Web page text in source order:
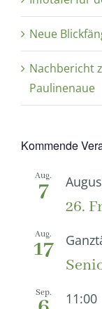
Neue
Nachbericht
Paulinenaue
Kommende
Aug.
7
26.
Aug.
17
Sep. 11:00